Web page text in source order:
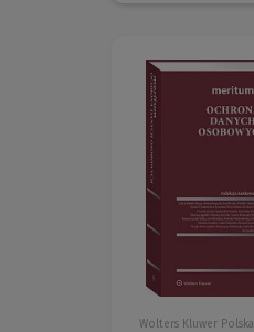
Wolters Kluwer Polska